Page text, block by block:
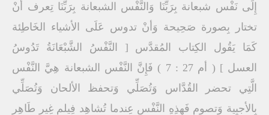
إِلَى نَفْس شبعانة بِرَبِّنَا وَالنَّفْس الشبعانة بِرَبِّنَا تِعرف أنْ
تختار بِصورة صَحِيحة وَأنْ تدوس عَلَى الأشياء الخَاطِئة
كَمَا يَقُول الكِتاب المُقدَّس [ النَّفْسُ الشَّبْعَانَةُ تَدُوسُ
العسل ] ( أم 27 : 7 ) فَإِنَّ النَّفْس الشبعانة هِيَّ النَّفْس
الَّتِي تحضر القُدَّاس وَتُصَلِّي وَتحفظ الألحان وَتُصَلِّي
بِالأجبِية وَتصوم فَهذِهِ النَّفْس عِندما تُشاهِد فِيلم غِير طَاهِر